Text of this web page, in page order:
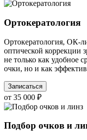
Ортокератология
Ортокератология, ОК-
оптической коррекции
не только как удобное
очки, но и как
Записаться
от 35 000 ₽
Подбор очков и